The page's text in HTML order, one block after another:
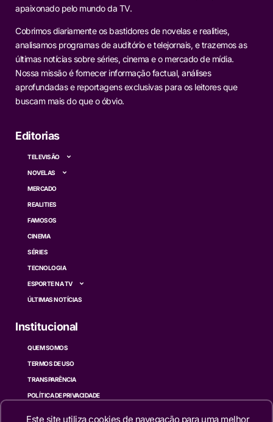
apaixonado pelo mundo da TV.
Cobrimos diariamente os bastidores de novelas e realities,
analisamos programas de auditório e telejornais, e trazemos as
últimas notícias sobre séries, cinema e o mercado de mídia.
Nossa missão é fornecer informação factual, análises
aprofundadas e reportagens exclusivas para os leitores que
buscam mais do que o óbvio.
Editorias
TELEVISÃO
NOVELAS
MERCADO
REALITIES
FAMOSOS
CINEMA
SÉRIES
TECNOLOGIA
ESPORTE NA TV
ÚLTIMAS NOTÍCIAS
Institucional
QUEM SOMOS
TERMOS DE USO
TRANSPARÊNCIA
POLÍTICA DE PRIVACIDADE
Este site utiliza cookies de navegação para uma melhor